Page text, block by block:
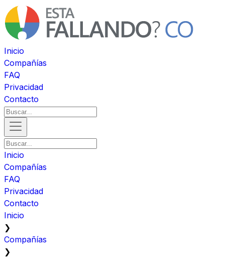
Inicio
Compañías
FAQ
Privacidad
Contacto
Inicio
Compañías
FAQ
Privacidad
Contacto
Inicio
❯
Compañías
❯